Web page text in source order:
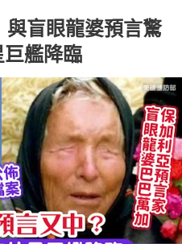
盲眼龍婆預言驚
艦降臨